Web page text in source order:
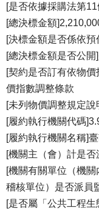
[是否依據採購法第
[總決標金額
[決標金額是否係依
[總決標金額是否公開
[契約是否訂有依物
價指數調整條款
[未列物價調整規定說
[履約執行機關代碼
[履約執行機關名稱]
[機關主（會）計是
[機關有關單位（機
稽核單位）是否派員
[是否屬「公共工程